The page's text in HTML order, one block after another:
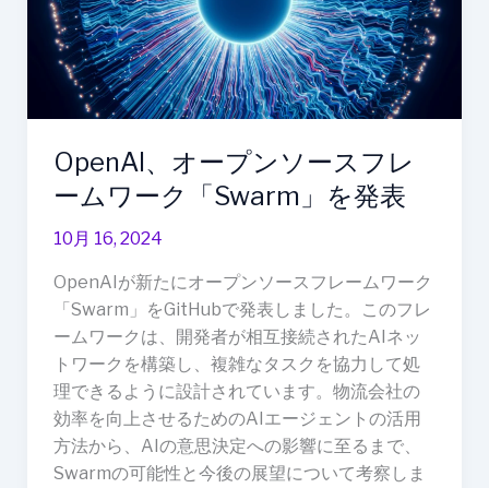
OpenAI、オープンソースフレ
ームワーク「Swarm」を発表
10月 16, 2024
OpenAIが新たにオープンソースフレームワーク
「Swarm」をGitHubで発表しました。このフレ
ームワークは、開発者が相互接続されたAIネッ
トワークを構築し、複雑なタスクを協力して処
理できるように設計されています。物流会社の
効率を向上させるためのAIエージェントの活用
方法から、AIの意思決定への影響に至るまで、
Swarmの可能性と今後の展望について考察しま
ソ
ー
ス
ー
ー
「Swarm」
表